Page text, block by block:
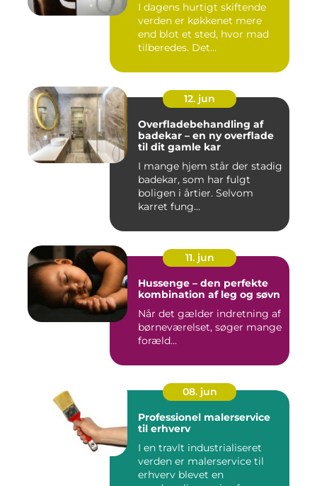
I dagens hurtigt skiftende
verden er køkkenet mere
end blot et sted, hvor mad
tilberedes. Det...
12. jun
Overfladebehandling af
badekar – en ny overflade
til dit gamle kar
I mange hjem står der stadig
badekar, som har fulgt
boligen i årtier. Selvom
karret fung...
11. jun
Hussenge – den perfekte
kombination af leg og søvn
Når det gælder indretning af
børneværelset, søger mange
foræld...
08. jun
Professionel malerservice
til erhverv
I en travlt industrialiseret
verden er malerservice til
erhverv blevet en